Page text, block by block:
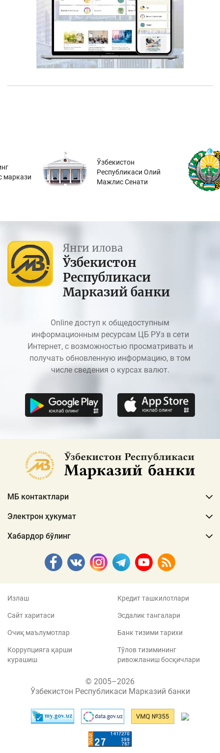
маркази
Ўзбекистон
Республикаси Олий
Мажлис Сенати
Янги илова
Ўзбекистон
Республикаси
Марказий банки
Online доступ к общедоступным
информационным ресурсам ЦБ РУз в сети
Интернет, с возможностью просматривать и
получать обновленную информацию, в том
числе сведения о курсах валют.
МБ контактлари
Электрон ҳукумат
Хабардор бўлинг
Излаш
Сайт харитаси
Очиқ маълумотлар
Коррупцияга қарши
курашиш
Кредит ташкилотлари
Эсдалик тангалари
Банк тизими тарихи
Тўлов тизимининг
ривожланиш босқичлари
© 2005–2026
Ўзбекистон Республикаси Марказий банки